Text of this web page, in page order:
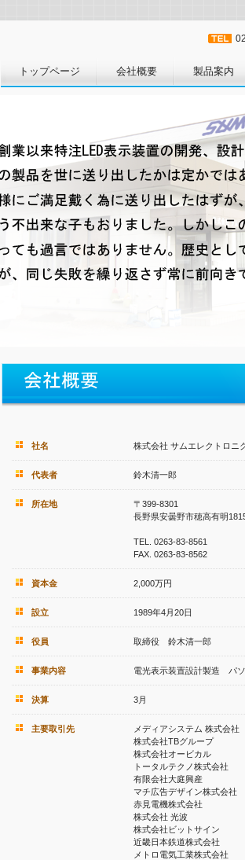
社名 株式会社 サムエレクトロニ
代表者 鈴木清一郎
所在地
〒399-8301
長野県安曇野市穂高有明
TEL. 0263-83-8561
FAX. 0263-83-8562
資本金 2,000万円
設立 1989年4月20日
役員 取締役 鈴木清一郎
事業内容 電光表示装置設計製造 パ
決算 3月
主要取引先
メディアシステム 株式会社
株式会社TBグループ
株式会社オービカル
トータルテクノ株式会社
有限会社大庭興産
マチ広告デザイン株式会社
赤見電機株式会社
株式会社 光波
株式会社ビットサイン
近畿日本鉄道株式会社
メトロ電気工業株式会社
トップページ 会社概要 製品案内